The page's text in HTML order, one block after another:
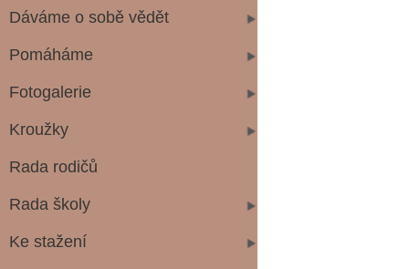
Dáváme o sobě vědět
Pomáháme
Fotogalerie
Kroužky
Rada rodičů
Rada školy
Ke stažení